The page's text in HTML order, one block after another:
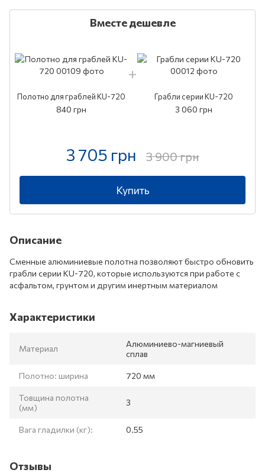
Вместе дешевле
Полотно для граблей KU-720
840 грн
Грабли серии KU-720
3 060 грн
3 705 грн 3 900 грн
Купить
Описание
Сменные алюминиевые полотна позволяют быстро обновить
грабли серии KU-720, которые используются при работе с
асфальтом, грунтом и другим инертным материалом
Характеристики
Материал
Алюминиево-магниевый
сплав
Полотно: ширина 720 мм
Товщина полотна
(мм)
3
Вага гладилки (кг): 0.55
Отзывы